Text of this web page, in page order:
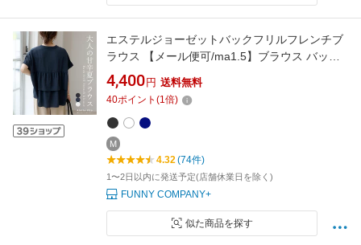
エステルジョーゼットバックフリルフレンチブ
ラウス 【メール便可/ma1.5】ブラウス バック
フリル バックシャン スキッパー 大人 とろみ フ
レンチ ドルマン 羽織り 30代 40代 50代 レディ
ース
4,400 円 送料無料
40ポイント (1倍)
M
4.32(74件)
1〜2日以内に発送予定(店舗休業日を除く)
FUNNY COMPANY+
似た商品を探す